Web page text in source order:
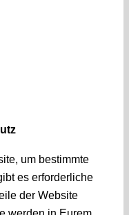
um bestimmte
es erforderliche
der Website